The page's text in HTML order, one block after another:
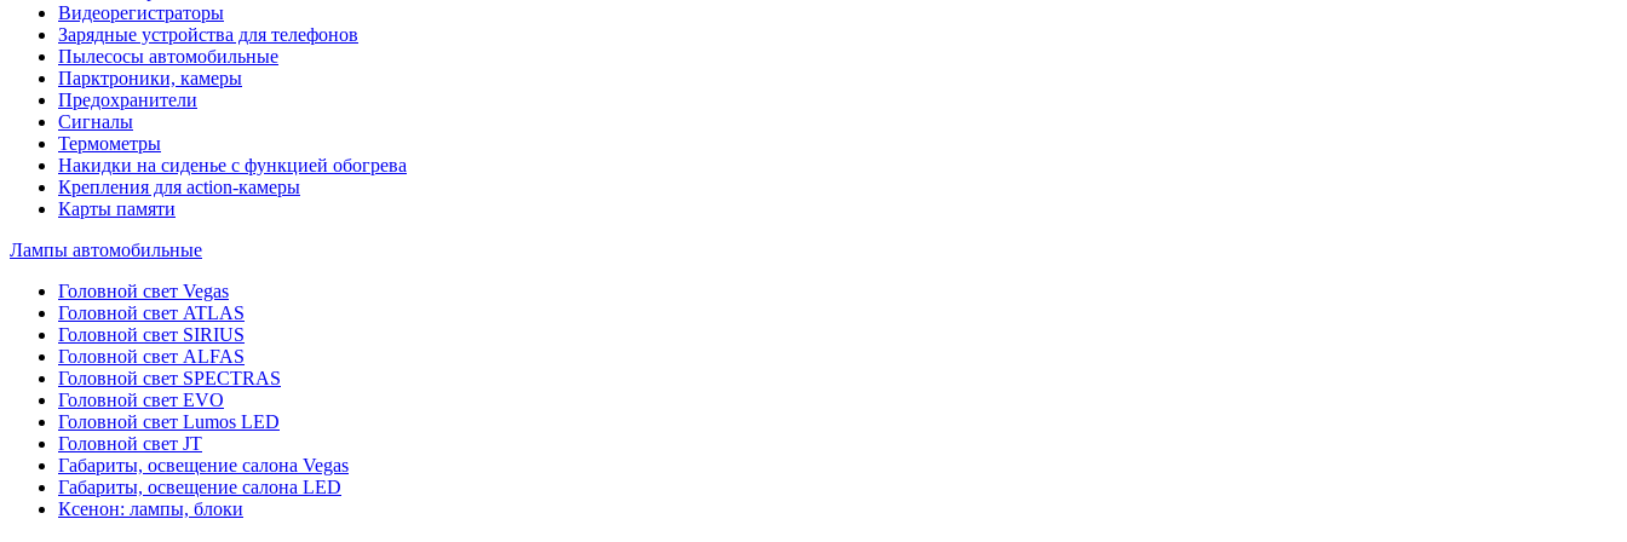
Видеорегистраторы
Зарядные устройства для телефонов
Пылесосы автомобильные
Парктроники, камеры
Предохранители
Сигналы
Термометры
Накидки на сиденье с функцией обогрева
Крепления для action-камеры
Карты памяти
Лампы автомобильные
Головной свет Vegas
Головной свет ATLAS
Головной свет SIRIUS
Головной свет ALFAS
Головной свет SPECTRAS
Головной свет EVO
Головной свет Lumos LED
Головной свет JT
Габариты, освещение салона Vegas
Габариты, освещение салона LED
Ксенон: лампы, блоки